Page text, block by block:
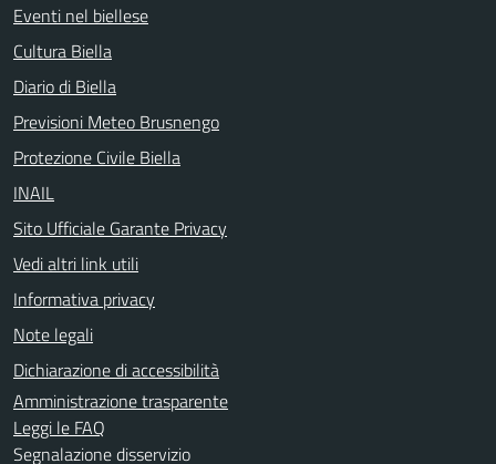
Eventi nel biellese
Cultura Biella
Diario di Biella
Previsioni Meteo Brusnengo
Protezione Civile Biella
INAIL
Sito Ufficiale Garante Privacy
Vedi altri link utili
Informativa privacy
Note legali
Dichiarazione di accessibilità
Amministrazione trasparente
Leggi le FAQ
Segnalazione disservizio